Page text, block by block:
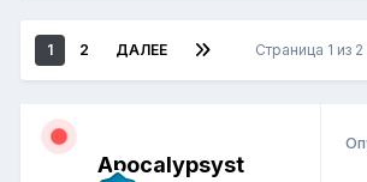
1 2 ДАЛЕЕ Страница 1 из 2
Apocalypsyst